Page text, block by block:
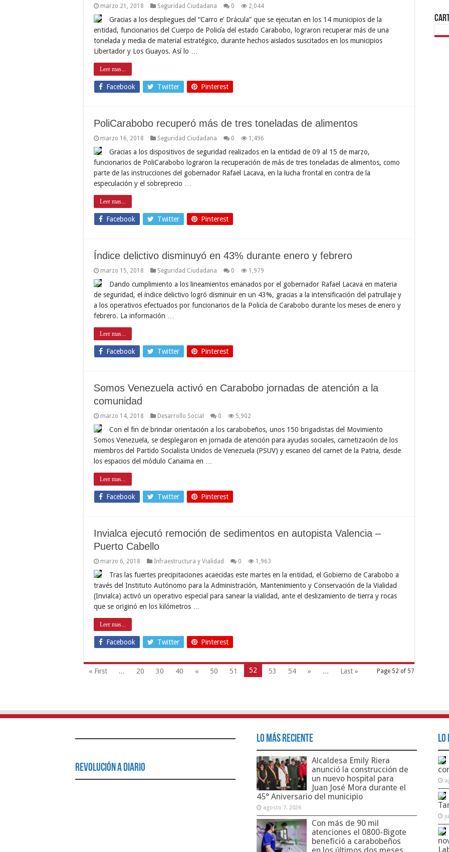
marzo 21, 2018 Seguridad Ciudadana 0 2,044
Gracias a los despliegues del “Carro e’ Drácula” que se ejecutan en los 14 municipios de la
entidad, funcionarios del Cuerpo de Policía del estado Carabobo, lograron recuperar más de una
tonelada y media de material estratégico, durante hechos aislados suscitados en los municipios
Libertador y Los Guayos. Así lo …
Leer mas...
Facebook Twitter Pinterest
PoliCarabobo recuperó más de tres toneladas de alimentos
marzo 16, 2018 Seguridad Ciudadana 0 1,496
Gracias a los dispositivos de seguridad realizados en la entidad de 09 al 15 de marzo,
funcionarios de PoliCarabobo lograron la recuperación de más de tres toneladas de alimentos, como
parte de las instrucciones del gobernador Rafael Lacava, en la lucha frontal en contra de la
especulación y el sobreprecio …
Leer mas...
Facebook Twitter Pinterest
Índice delictivo disminuyó en 43% durante enero y febrero
marzo 15, 2018 Seguridad Ciudadana 0 1,979
Dando cumplimiento a los lineamientos emanados por el gobernador Rafael Lacava en materia
de seguridad, el índice delictivo logró disminuir en un 43%, gracias a la intensificación del patrullaje y
a los operativos efectuados por funcionarios de la Policía de Carabobo durante los meses de enero y
febrero. La información …
Leer mas...
Facebook Twitter Pinterest
Somos Venezuela activó en Carabobo jornadas de atención a la
comunidad
marzo 14, 2018 Desarrollo Social 0 5,902
Con el fin de brindar orientación a los carabobeños, unos 150 brigadistas del Movimiento
Somos Venezuela, se desplegaron en jornada de atención para ayudas sociales, carnetización de los
miembros del Partido Socialista Unidos de Venezuela (PSUV) y escaneo del carnet de la Patria, desde
los espacios del módulo Canaima en …
Leer mas...
Facebook Twitter Pinterest
Invialca ejecutó remoción de sedimentos en autopista Valencia –
Puerto Cabello
marzo 6, 2018 Infraestructura y Vialidad 0 1,963
Tras las fuertes precipitaciones acaecidas este martes en la entidad, el Gobierno de Carabobo a
través del Instituto Autónomo para la Administración, Mantenimiento y Conservación de la Vialidad
(Invialca) activó un operativo especial para sanear la vialidad, ante el deslizamiento de tierra y rocas
que se originó en los kilómetros …
Leer mas...
Facebook Twitter Pinterest
Page 52 of 57
« First ... 20 30 40 « 50 51 52 53 54 » ... Last »
Revolución a Diario
Lo Más Reciente
Alcaldesa Emily Riera
anunció la construcción de
un nuevo hospital para
Juan José Mora durante el
45° Aniversario del municipio
agosto 7, 2026
Con más de 90 mil
atenciones el 0800-Bigote
benefició a carabobeños
en los últimos dos meses